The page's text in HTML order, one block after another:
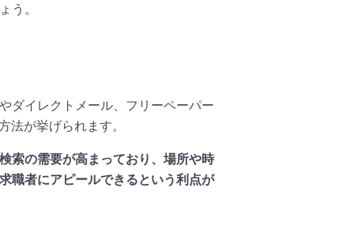
う。
ダイレクトメール、フリーペーパー
法が挙げられます。
索の需要が高まっており、場所や時
職者にアピールできるという利点が